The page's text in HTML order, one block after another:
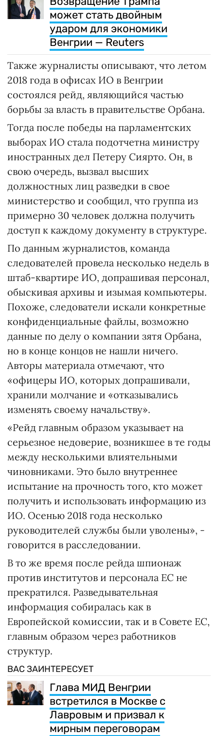
может стать двойным
ударом для экономики
Венгрии — Reuters
Также журналисты описывают, что летом
2018 года в офисах ИО в Венгрии
состоялся рейд, являющийся частью
борьбы за власть в правительстве Орбана.
Тогда после победы на парламентских
выборах ИО стала подотчетна министру
иностранных дел Петеру Сиярто. Он, в
свою очередь, вызвал высших
должностных лиц разведки в свое
министерство и сообщил, что группа из
примерно 30 человек должна получить
доступ к каждому документу в структуре.
По данным журналистов, команда
следователей провела несколько недель в
штаб-квартире ИО, допрашивая персонал,
обыскивая архивы и изымая компьютеры.
Похоже, следователи искали конкретные
конфиденциальные файлы, возможно
данные по делу о компании зятя Орбана,
но в конце концов не нашли ничего.
Авторы материала отмечают, что
«офицеры ИО, которых допрашивали,
хранили молчание и «отказывались
изменять своему начальству».
«Рейд главным образом указывает на
серьезное недоверие, возникшее в те годы
между несколькими влиятельными
чиновниками. Это было внутреннее
испытание на прочность того, кто может
получить и использовать информацию из
ИО. Осенью 2018 года несколько
руководителей службы были уволены», -
говорится в расследовании.
В то же время после рейда шпионаж
против институтов и персонала ЕС не
прекратился. Разведывательная
информация собиралась как в
Европейской комиссии, так и в Совете ЕС,
главным образом через работников
структур.
ВАС ЗАИНТЕРЕСУЕТ
Глава МИД Венгрии
встретился в Москве с
Лавровым и призвал к
мирным переговорам